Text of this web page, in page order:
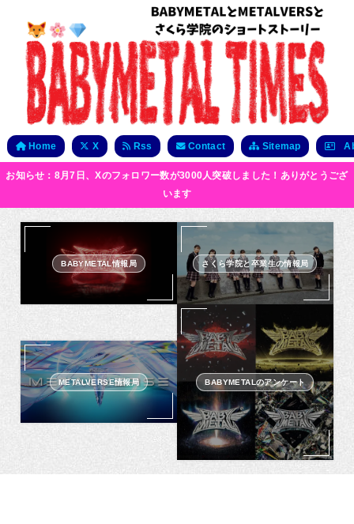
Home X Rss Contact Sitemap
お知らせ：8月7日、Xのフォロワー数が3000人突破しました！ありがとうござ
います
BABYMETAL情報局 さくら学院と卒業生の情報局
METALVERSE情報局 BABYMETALのアンケート